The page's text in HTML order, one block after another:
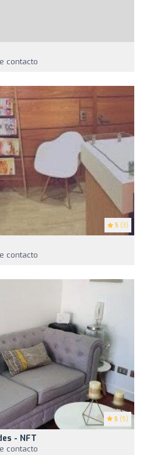
contacto
5 (3)
contacto
5 (5)
- NFT
contacto